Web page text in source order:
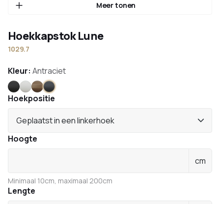
Meer tonen
Hoekkapstok Lune
1029.7
Kleur: Antraciet
Zwart
WitBronsAntraciet
Hoekpositie
Geplaatst in een linkerhoek
Hoogte
cm
Minimaal 10cm, maximaal 200cm
Lengte